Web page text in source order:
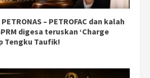
– PETROFAC dan kalah
digesa teruskan ‘Charge
Tengku Taufik!